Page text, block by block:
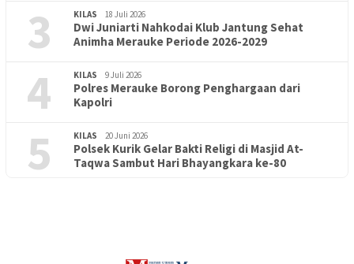
3 KILAS 18 Juli 2026
Dwi Juniarti Nahkodai Klub Jantung Sehat
Animha Merauke Periode 2026-2029
4 KILAS 9 Juli 2026
Polres Merauke Borong Penghargaan dari
Kapolri
5 KILAS 20 Juni 2026
Polsek Kurik Gelar Bakti Religi di Masjid At-
Taqwa Sambut Hari Bhayangkara ke-80
PENDIDIKAN 18 Juni 2026
Lepas Puluhan Peserta Didik, TK Yapis 2 Merauke Siapkan